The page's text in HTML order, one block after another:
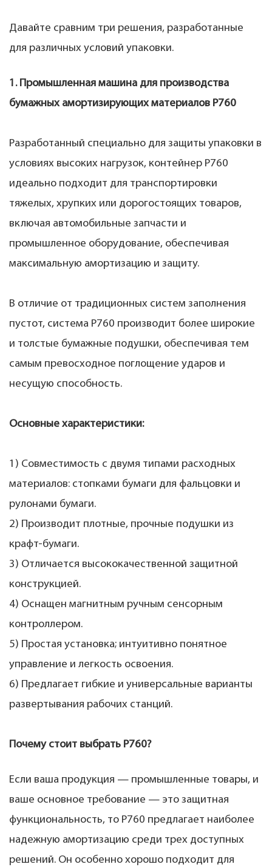
Давайте сравним три решения, разработанные
для различных условий упаковки.
1. Промышленная машина для производства
бумажных амортизирующих материалов P760
Разработанный специально для защиты упаковки в
условиях высоких нагрузок, контейнер P760
идеально подходит для транспортировки
тяжелых, хрупких или дорогостоящих товаров,
включая автомобильные запчасти и
промышленное оборудование, обеспечивая
максимальную амортизацию и защиту.
В отличие от традиционных систем заполнения
пустот, система P760 производит более широкие
и толстые бумажные подушки, обеспечивая тем
самым превосходное поглощение ударов и
несущую способность.
Основные характеристики:
1) Совместимость с двумя типами расходных
материалов: стопками бумаги для фальцовки и
рулонами бумаги.
2) Производит плотные, прочные подушки из
крафт-бумаги.
3) Отличается высококачественной защитной
конструкцией.
4) Оснащен магнитным ручным сенсорным
контроллером.
5) Простая установка; интуитивно понятное
управление и легкость освоения.
6) Предлагает гибкие и универсальные варианты
развертывания рабочих станций.
Почему стоит выбрать P760?
Если ваша продукция — промышленные товары, и
ваше основное требование — это защитная
функциональность, то P760 предлагает наиболее
надежную амортизацию среди трех доступных
решений. Он особенно хорошо подходит для